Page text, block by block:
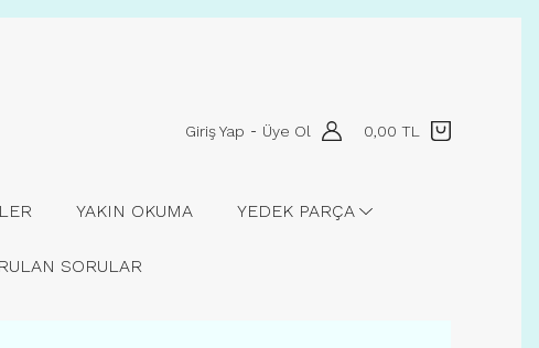
Giriş Yap - Üye Ol 0,00 TL
YAKIN OKUMA YEDEK PARÇA
SORULAR